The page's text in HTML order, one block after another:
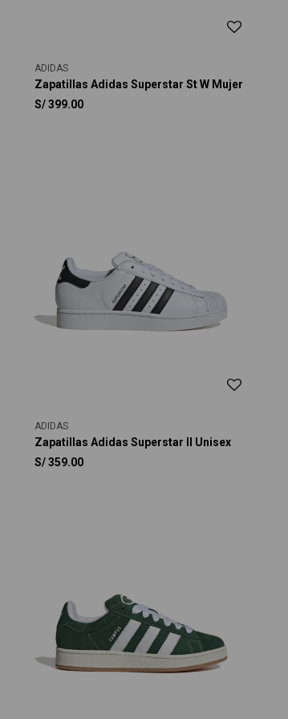
ADIDAS
Zapatillas Adidas Superstar St W Mujer
S/399.00
ADIDAS
Zapatillas Adidas Superstar II Unisex
S/359.00